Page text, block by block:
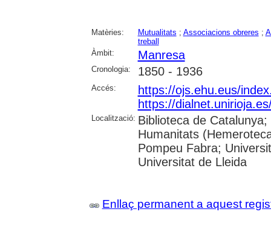
Matèries: Mutualitats ; Associacions obreres ;
treball
Àmbit:
Manresa
Cronologia: 1850 - 1936
Accés:
https://ojs.ehu.eus/
https://
Localització: Biblioteca de
Humanitats
Pompeu Fabra;
Universitat de Lleida
Enllaç permanent a aquest